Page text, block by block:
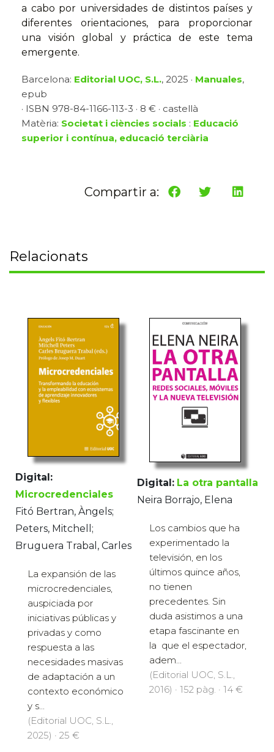
a cabo por universidades de distintos países y
diferentes orientaciones, para proporcionar
una visión global y práctica de este tema
emergente.
Barcelona: Editorial UOC, S.L., 2025 · Manuales,
epub
· ISBN 978-84-1166-113-3 · 8 € · castellà
Matèria: Societat i ciències socials : Educació
superior i contínua, educació terciària
Compartir a:
Relacionats
Digital:
Microcredenciales
Fitó Bertran, Àngels;
Peters, Mitchell;
Bruguera Trabal, Carles
La expansión de las
microcredenciales,
auspiciada por
iniciativas públicas y
privadas y como
respuesta a las
necesidades masivas
de adaptación a un
contexto económico
y s...
(Editorial UOC, S.L.,
2025) · 25 €
Digital: La otra pantalla
Neira Borrajo, Elena
Los cambios que ha
experimentado la
televisión, en los
últimos quince años,
no tienen
precedentes. Sin
duda asistimos a una
etapa fascinante en
la que el espectador,
adem...
(Editorial UOC, S.L.,
2016) · 152 pàg. · 14 €